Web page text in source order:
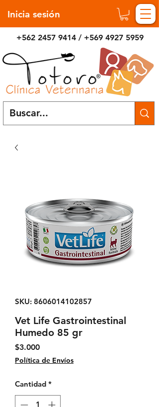
Inicia sesión
+562 2457 9414 / +569 4927 5959
SKU: 8606014102857
Vet Life Gastrointestinal
Humedo 85 gr
$3.000Precio
Política de Envíos
Cantidad *